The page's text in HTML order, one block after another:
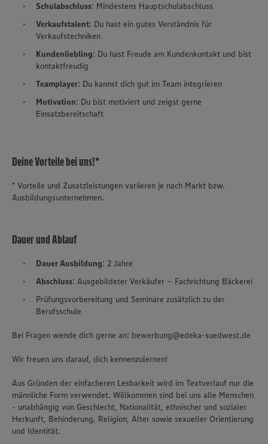
Schulabschluss: Mindestens Hauptschulabschluss
Verkaufstalent: Du hast ein gutes Verständnis für
Verkaufstechniken
Kundenliebling: Du hast Freude am Kundenkontakt und bist
kontaktfreudig
Teamplayer: Du kannst dich gut im Team integrieren
Motivation: Du bist motiviert und zeigst gerne
Einsatzbereitschaft
Deine Vorteile bei uns!*
* Vorteile und Zusatzleistungen variieren je nach Markt bzw.
Ausbildungsunternehmen.
Dauer und Ablauf
Dauer Ausbildung: 2 Jahre
Abschluss: Ausgebildeter Verkäufer – Fachrichtung Bäckerei
Prüfungsvorbereitung und Seminare zusätzlich zu der
Berufsschule
Bei Fragen wende dich gerne an: bewerbung@edeka-suedwest.de
Wir freuen uns darauf, dich kennenzulernen!
Aus Gründen der einfacheren Lesbarkeit wird im Textverlauf nur die
männliche Form verwendet. Willkommen sind bei uns alle Menschen
- unabhängig von Geschlecht, Nationalität, ethnischer und sozialer
Herkunft, Behinderung, Religion, Alter sowie sexueller Orientierung
und Identität.